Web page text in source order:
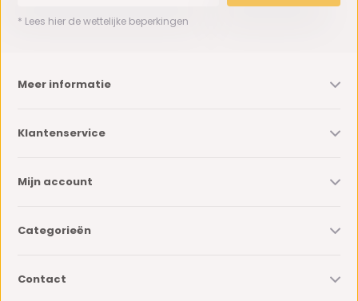
* Lees hier de wettelijke beperkingen
Meer informatie
Klantenservice
Mijn account
Categorieën
Contact